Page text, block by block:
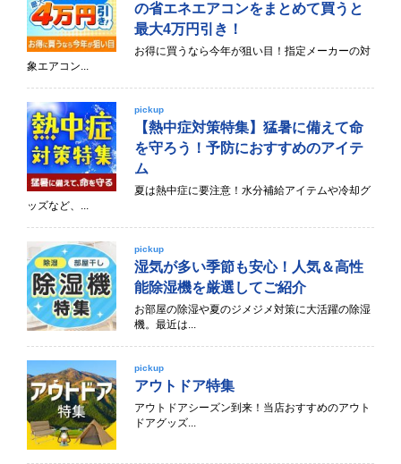
の省エネエアコンをまとめて買うと
最大4万円引き！
お得に買うなら今年が狙い目！指定メーカーの対
象エアコン...
pickup
【熱中症対策特集】猛暑に備えて命
を守ろう！予防におすすめのアイテ
ム
夏は熱中症に要注意！水分補給アイテムや冷却グ
ッズなど、...
pickup
湿気が多い季節も安心！人気＆高性
能除湿機を厳選してご紹介
お部屋の除湿や夏のジメジメ対策に大活躍の除湿
機。最近は...
pickup
アウトドア特集
アウトドアシーズン到来！当店おすすめのアウト
ドアグッズ...